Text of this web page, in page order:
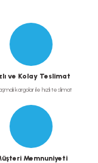
ve Kolay Teslimat
kargolar ile hızlı teslimat
Memnuniyeti